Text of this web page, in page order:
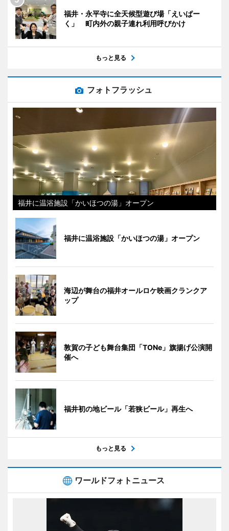
福井・永平寺に全天候型遊び場「えいぱー
く」 町内外の親子連れ利用呼びかけ
もっと見る
フォトフラッシュ
福井に温浴施設「かいほつの湯」オープン
福井に温浴施設「かいほつの湯」オープン
海辺が舞台の福井オールロケ映画クランクア
ップ
敦賀の子ども舞台集団「TONe」旗揚げ公演開
催へ
福井初の地ビール「若狭ビール」再生へ
もっと見る
ワールドフォトニュース